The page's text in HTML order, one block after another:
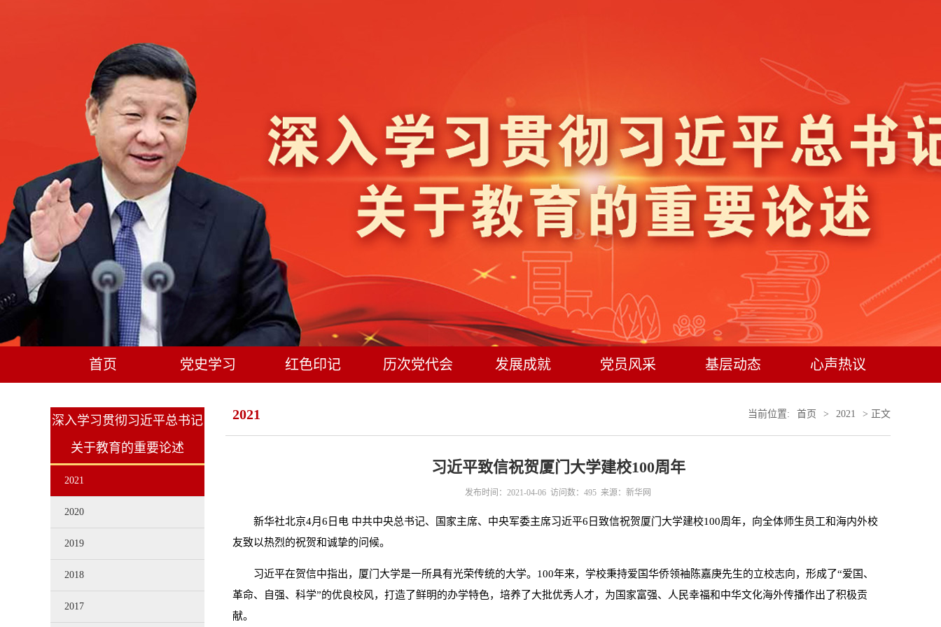
首页 党史学习 红色印记 历次党代会 发展成就 党员风采 基层动态 心声热议
深入学习贯彻习近平总书记
关于教育的重要论述
2021
2020
2019
2018
2017
2021 当前位置: 首页 > 2021 > 正文
习近平致信祝贺厦门大学建校100周年
发布时间：2021-04-06 访问数： 495 来源：新华网
新华社北京4月6日电 中共中央总书记、国家主席、中央军委主席习近平6日致信祝贺厦门大学建校100周年，向全体师生员工和海内外校
友致以热烈的祝贺和诚挚的问候。
习近平在贺信中指出，厦门大学是一所具有光荣传统的大学。100年来，学校秉持爱国华侨领袖陈嘉庚先生的立校志向，形成了“爱国、
革命、自强、科学”的优良校风，打造了鲜明的办学特色，培养了大批优秀人才，为国家富强、人民幸福和中华文化海外传播作出了积极贡
献。